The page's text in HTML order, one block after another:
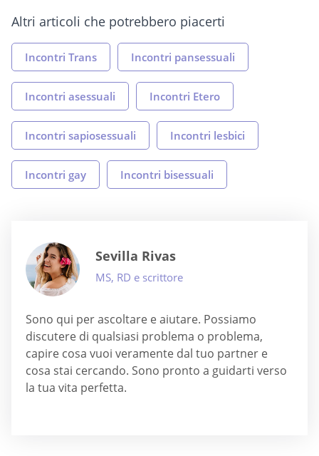
Altri articoli che potrebbero piacerti
Incontri Trans Incontri pansessuali
Incontri asessuali Incontri Etero
Incontri sapiosessuali Incontri lesbici
Incontri gay Incontri bisessuali
Sevilla Rivas
MS, RD e scrittore
Sono qui per ascoltare e aiutare. Possiamo
discutere di qualsiasi problema o problema,
capire cosa vuoi veramente dal tuo partner e
cosa stai cercando. Sono pronto a guidarti verso
la tua vita perfetta.